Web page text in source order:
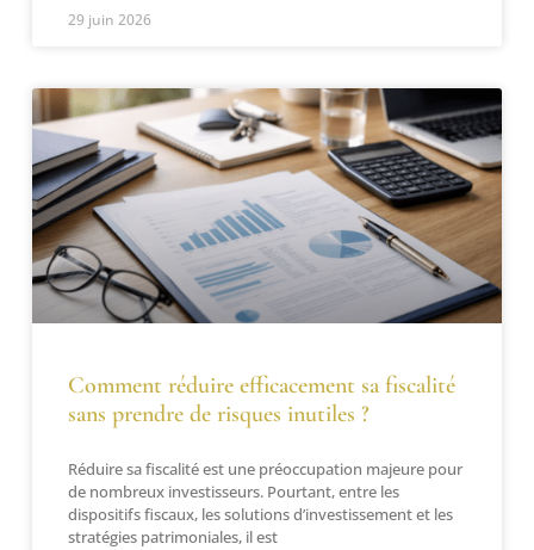
29 juin 2026
Comment réduire efficacement sa fiscalité
sans prendre de risques inutiles ?
Réduire sa fiscalité est une préoccupation majeure pour
de nombreux investisseurs. Pourtant, entre les
dispositifs fiscaux, les solutions d’investissement et les
stratégies patrimoniales, il est